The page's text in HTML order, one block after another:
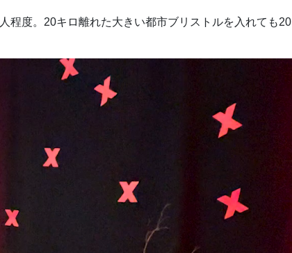
程度。20キロ離れた大きい都市ブリストルを入れても20